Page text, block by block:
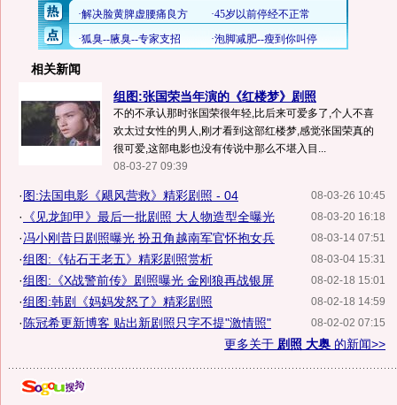
相关新闻
组图:张国荣当年演的《红楼梦》剧照
不的不承认那时张国荣很年轻,比后来可爱多了,个人不喜
欢太过女性的男人,刚才看到这部红楼梦,感觉张国荣真的
很可爱,这部电影也没有传说中那么不堪入目...
08-03-27 09:39
08-03-26 10:45
·图:法国电影《飓风营救》精彩剧照 - 04
08-03-20 16:18
· 《见龙卸甲》最后一批剧照 大人物造型全曝光
08-03-14 07:51
·冯小刚昔日剧照曝光 扮丑角越南军官怀抱女兵
08-03-04 15:31
·组图:《钻石王老五》精彩剧照赏析
08-02-18 15:01
·组图:《X战警前传》剧照曝光 金刚狼再战银屏
08-02-18 14:59
·组图:韩剧《妈妈发怒了》精彩剧照
08-02-02 07:15
· 陈冠希更新博客 贴出新剧照只字不提"激情照"
更多关于 剧照 大奥 的新闻>>